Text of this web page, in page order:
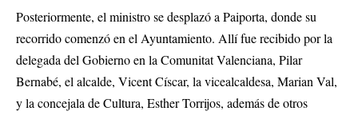
Posteriormente, el ministro se desplazó a Paiporta, donde su
recorrido comenzó en el Ayuntamiento. Allí fue recibido por la
delegada del Gobierno en la Comunitat Valenciana, Pilar
Bernabé, el alcalde, Vicent Císcar, la vicealcaldesa, Marian Val,
y la concejala de Cultura, Esther Torrijos, además de otros